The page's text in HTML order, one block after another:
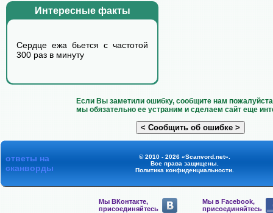
Интересные факты
Сердце ежа бьется с частотой
300 раз в минуту
Если Вы заметили ошибку, сообщите нам
мы обязательно ее устраним и сделаем сайт еще
ответы на
сканворды
© 2010 - 2026 «Scanvord.net».
Все права защищены.
Политика конфиденциальности.
Мы ВКонтакте,
присоединяйтесь
Мы в Facebook,
присоединяйтесь